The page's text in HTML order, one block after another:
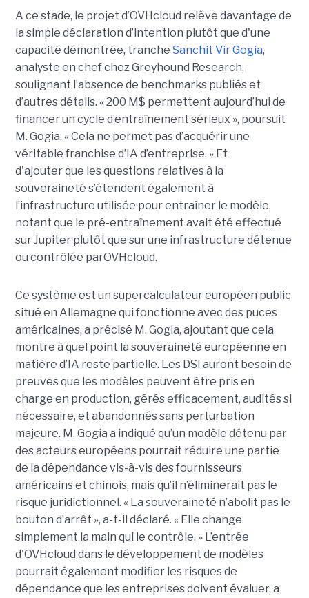
A ce stade, le projet d’OVHcloud relève davantage de
la simple déclaration d’intention plutôt que d'une
capacité démontrée, tranche Sanchit Vir Gogia,
analyste en chef chez Greyhound Research,
soulignant l’absence de benchmarks publiés et
d’autres détails. « 200 M$ permettent aujourd’hui de
financer un cycle d’entraînement sérieux », poursuit
M. Gogia. « Cela ne permet pas d’acquérir une
véritable franchise d’IA d’entreprise. »Et
d'ajouterque les questions relatives à la
souveraineté s’étendent également à
l’infrastructure utilisée pour entraîner le modèle,
notant que le pré-entraînement avait été effectué
sur Jupiter plutôt que sur une infrastructure détenue
ou contrôlée parOVHcloud.
Ce système est un supercalculateur européen public
situé en Allemagne qui fonctionne avec des puces
américaines, a précisé M. Gogia, ajoutant que cela
montre à quel point la souveraineté européenne en
matière d’IA reste partielle. Les DSI auront besoin de
preuves que les modèles peuvent être pris en
charge en production, gérés efficacement, audités si
nécessaire, et abandonnés sans perturbation
majeure. M. Gogia a indiqué qu’un modèle détenu par
des acteurs européens pourrait réduire une partie
de la dépendance vis-à-vis des fournisseurs
américains et chinois, mais qu’il n’éliminerait pas le
risque juridictionnel. « La souveraineté n’abolit pas le
bouton d’arrêt », a-t-il déclaré. « Elle change
simplement la main qui le contrôle. » L’entrée
d'OVHcloud dans le développement de modèles
pourrait également modifier les risques de
dépendance que les entreprises doivent évaluer, a